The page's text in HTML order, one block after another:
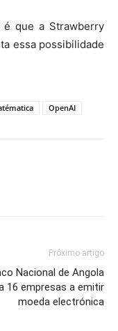
é que a Strawberry
essa possibilidade
OpenAI
Próximo artigo
Nacional de Angola
16 empresas a emitir
moeda electrónica